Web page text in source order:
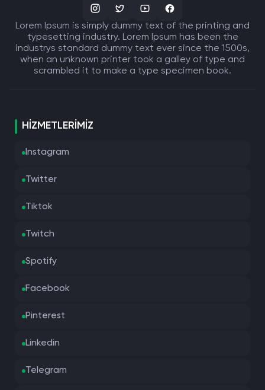
Lorem Ipsum is simply dummy text of the printing and
typesetting industry. Lorem Ipsum has been the
industrys standard dummy text ever since the 1500s,
when an unknown printer took a galley of type and
scrambled it to make a type specimen book.
HIZMETLERIMIZ
Instagram
Twitter
Tiktok
Twitch
Spotify
Facebook
Pinterest
Linkedin
Telegram